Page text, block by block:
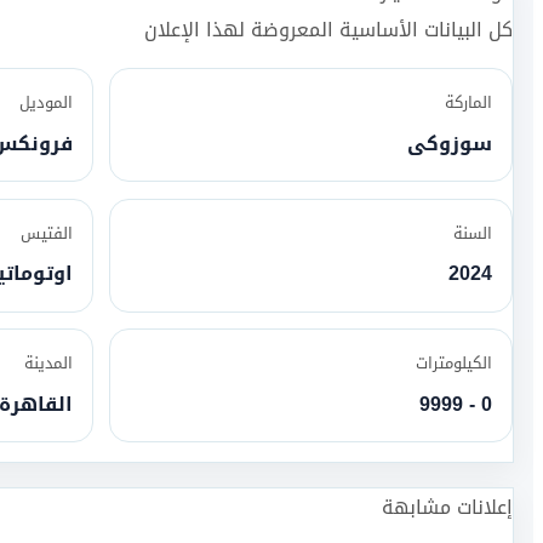
كل البيانات الأساسية المعروضة لهذا الإعلان
الماركة
سوزوكى
الموديل
السنة
2024
الفتيس
الكيلومترات
0 - 9999
المدينة
القاهرة
إعلانات مشابهة